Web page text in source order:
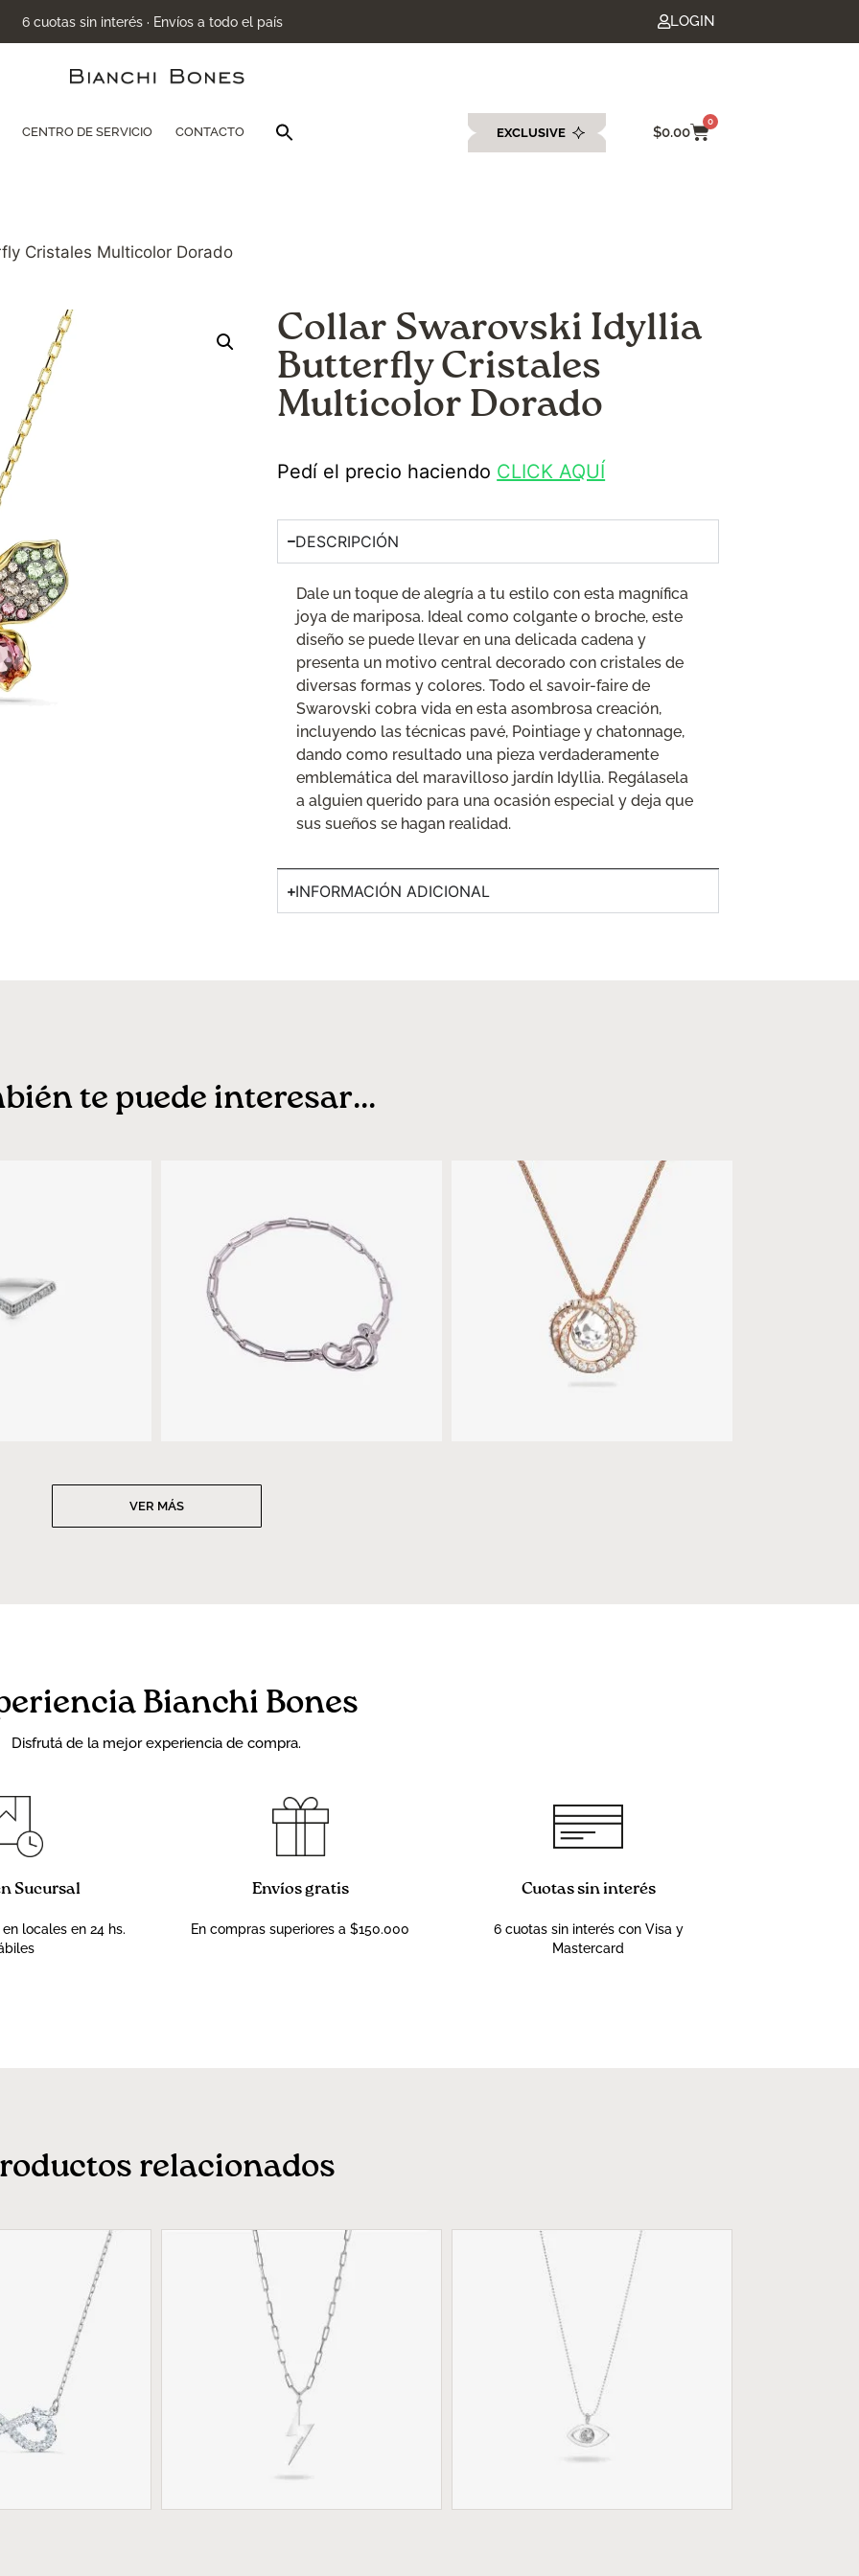
6 cuotas sin interés · Envíos a todo el país LOGIN
CENTRO DE SERVICIO CONTACTO EXCLUSIVE $0.00
0
Cristales Multicolor Dorado
Collar Swarovski Idyllia
Butterfly Cristales
Multicolor Dorado
Pedí el precio haciendo CLICK AQUÍ
DESCRIPCIÓN
Dale un toque de alegría a tu estilo con esta magnífica
joya de mariposa. Ideal como colgante o broche, este
diseño se puede llevar en una delicada cadena y
presenta un motivo central decorado con cristales de
diversas formas y colores. Todo el savoir-faire de
Swarovski cobra vida en esta asombrosa creación,
incluyendo las técnicas pavé, Pointiage y chatonnage,
dando como resultado una pieza verdaderamente
emblemática del maravilloso jardín Idyllia. Regálasela
a alguien querido para una ocasión especial y deja que
sus sueños se hagan realidad.
INFORMACIÓN ADICIONAL
te puede interesar...
VER MÁS
Bianchi Bones
Disfrutá de la mejor experiencia de compra.
Sucursal
locales en 24 hs.
Envíos gratis
En compras superiores a $150.000
Cuotas sin interés
6 cuotas sin interés con Visa y
Mastercard
relacionados